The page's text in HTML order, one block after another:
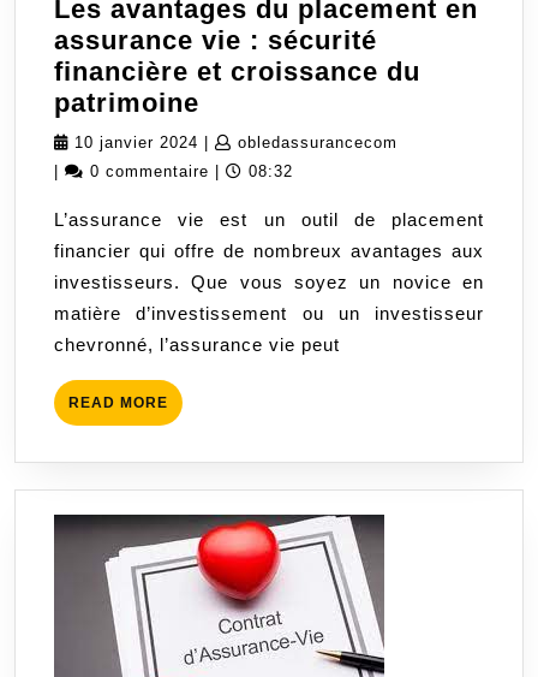
Les avantages du placement en
assurance vie : sécurité
financière et croissance du
patrimoine
avantages
du
en
assurance
vie
:
sécurité
patrimoine
10 janvier 2024 10
janvier
obledassurancecom
0 commentaire 08:32
L’assurance vie est un outil de placement
financier qui offre de nombreux avantages aux
investisseurs. Que vous soyez un novice en
matière d’investissement ou un investisseur
chevronné, l’assurance vie peut
READ MORE READ
MORE